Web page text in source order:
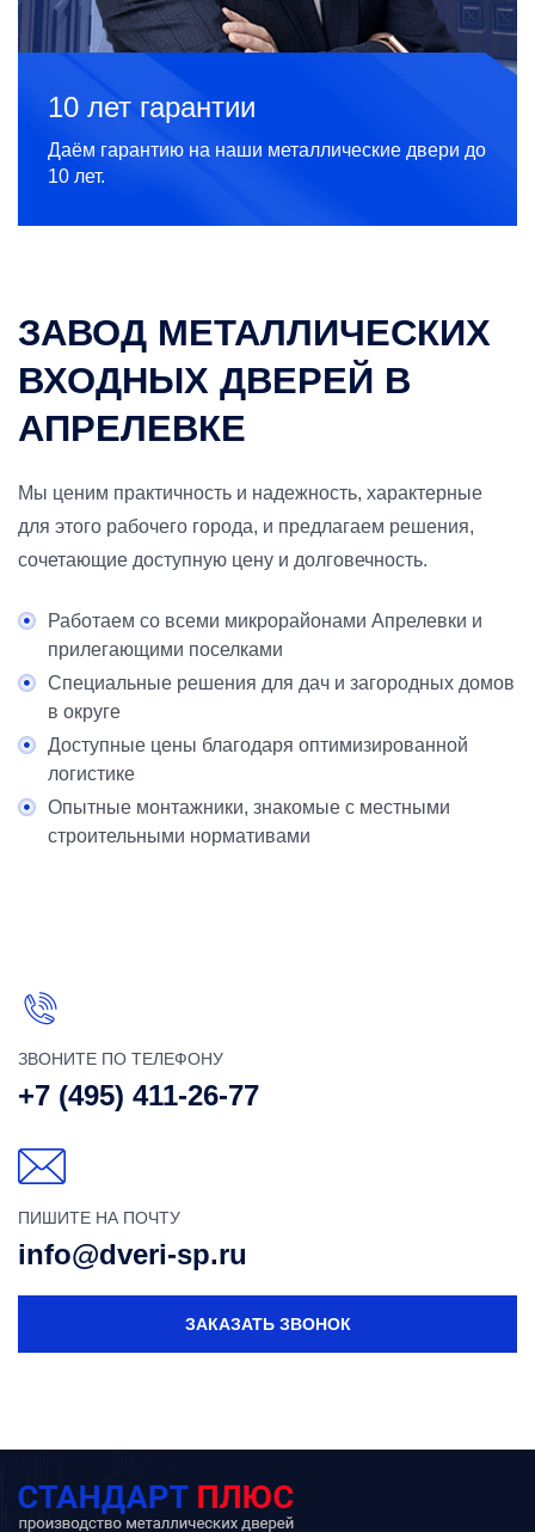
10 лет гарантии
Даём гарантию на наши металлические двери до
10 лет.
ЗАВОД МЕТАЛЛИЧЕСКИХ
ВХОДНЫХ ДВЕРЕЙ В
АПРЕЛЕВКЕ
Мы ценим практичность и надежность, характерные
для этого рабочего города, и предлагаем решения,
сочетающие доступную цену и долговечность.
Работаем со всеми микрорайонами Апрелевки и
прилегающими поселками
Специальные решения для дач и загородных домов
в округе
Доступные цены благодаря оптимизированной
логистике
Опытные монтажники, знакомые с местными
строительными нормативами
ЗВОНИТЕ ПО ТЕЛЕФОНУ
+7 (495) 411-26-77
ПИШИТЕ НА ПОЧТУ
info@dveri-sp.ru
ЗАКАЗАТЬ ЗВОНОК